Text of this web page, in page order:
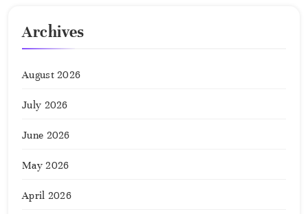
Archives
August 2026
July 2026
June 2026
May 2026
April 2026